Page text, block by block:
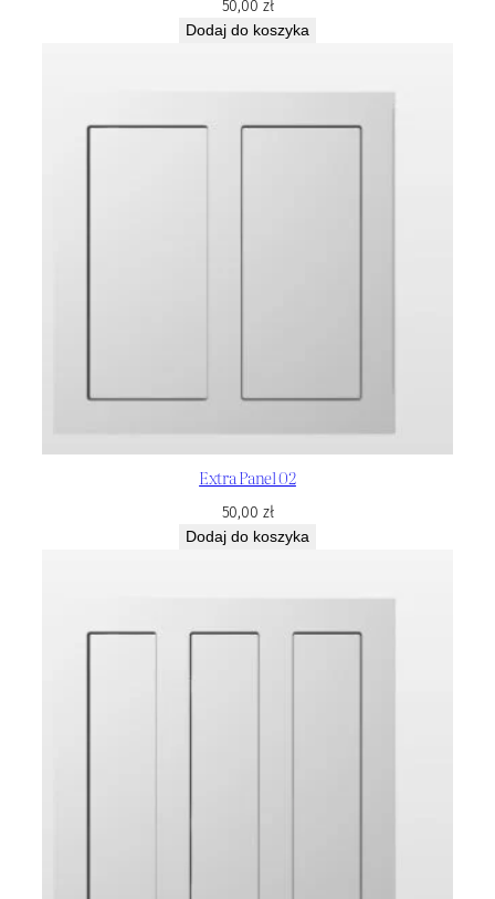
50,00 zł
Dodaj do koszyka
Extra Panel 02
50,00 zł
Dodaj do koszyka